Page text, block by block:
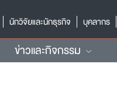
นักวิจัยและนักธุรกิจ บุคลากร
ข่าวและกิจกรรม